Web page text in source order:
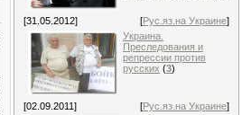
[31.05.2012] [Рус.яз.на Украине]
Украина.
Преследования и
репрессии против
русских (3)
[02.09.2011] [Рус.яз.на Украине]